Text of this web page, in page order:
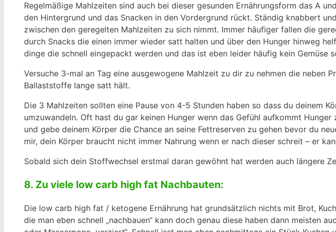
Regelmäßige Mahlzeiten sind auch bei dieser gesunden Ernährungsform das A
den Hintergrund und das Snacken in den Vordergrund rückt. Ständig knabbert
zwischen den geregelten Mahlzeiten zu sich nimmt. Immer häufiger fallen die
durch Snacks die einen immer wieder satt halten und über den Hunger hinweg
dinge die schnell eingepackt werden und das ist eben leider häufig kein Gemüse
Versuche 3-mal an Tag eine ausgewogene Mahlzeit zu dir zu nehmen die neben
Ballaststoffe lange satt hält.
Die 3 Mahlzeiten sollten eine Pause von 4-5 Stunden haben so dass du deinem
umzuwandeln. Oft hast du gar keinen Hunger wenn das Gefühl aufkommt
und gebe deinem Körper die Chance an seine Fettreserven zu gehen bevor du
mir, dein Körper braucht nicht immer Nahrung wenn er nach dieser schreit – er
Sobald sich dein Stoffwechsel erstmal daran gewöhnt hat werden auch längere
8. Zu viele low carb high fat Nachbauten:
Die low carb high fat / ketogene Ernährung hat grundsätzlich nichts mit Brot,
die man eben schnell „nachbauen“ kann doch genau diese haben dann meisten